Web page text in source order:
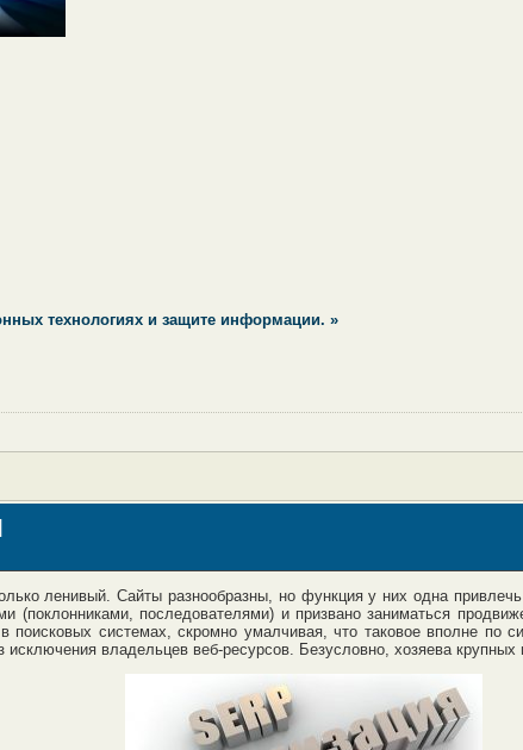
технологиях и защите информации. »
ленивый. Сайты разнообразны, но функция у них одна
(поклонниками, последователями) и призвано заниматься
поисковых системах, скромно умалчивая, что таковое вполне
владельцев веб-ресурсов. Безусловно, хозяева крупных